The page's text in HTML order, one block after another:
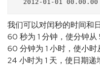
我们可以对闰秒的时间和
60 秒为 1 分钟，使分钟
60 分钟为 1 小时，使小
24 小时为 1 天，使日期递